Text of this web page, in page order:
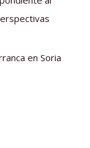
en Soria